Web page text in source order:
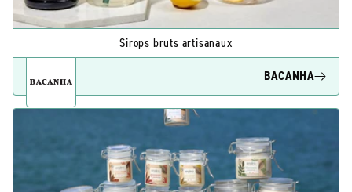
Sirops bruts artisanaux
BACANHA